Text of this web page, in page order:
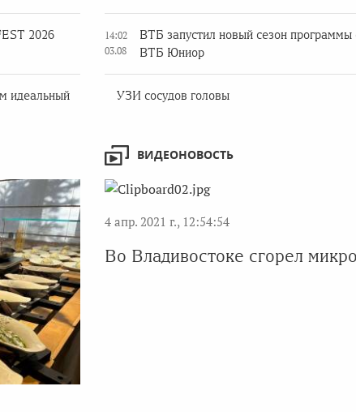
2026
идеальный
14:02
03.08
ВТБ запустил новый сезон программы
ВТБ Юниор
УЗИ сосудов головы
ВИДЕОНОВОСТЬ
4 апр. 2021 г., 12:54:54
Во Владивостоке сгорел